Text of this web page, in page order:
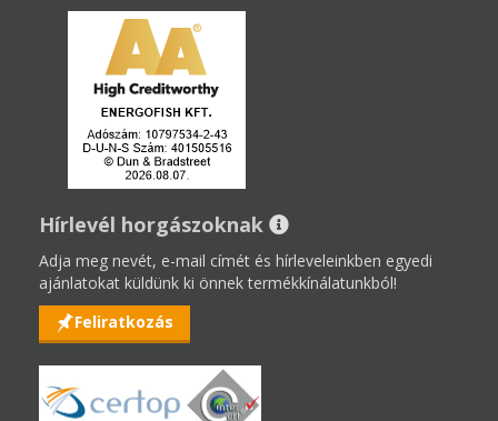
Hírlevél horgászoknak
Adja meg nevét, e-mail címét és hírleveleinkben egyedi
ajánlatokat küldünk ki önnek termékkínálatunkból!
Feliratkozás